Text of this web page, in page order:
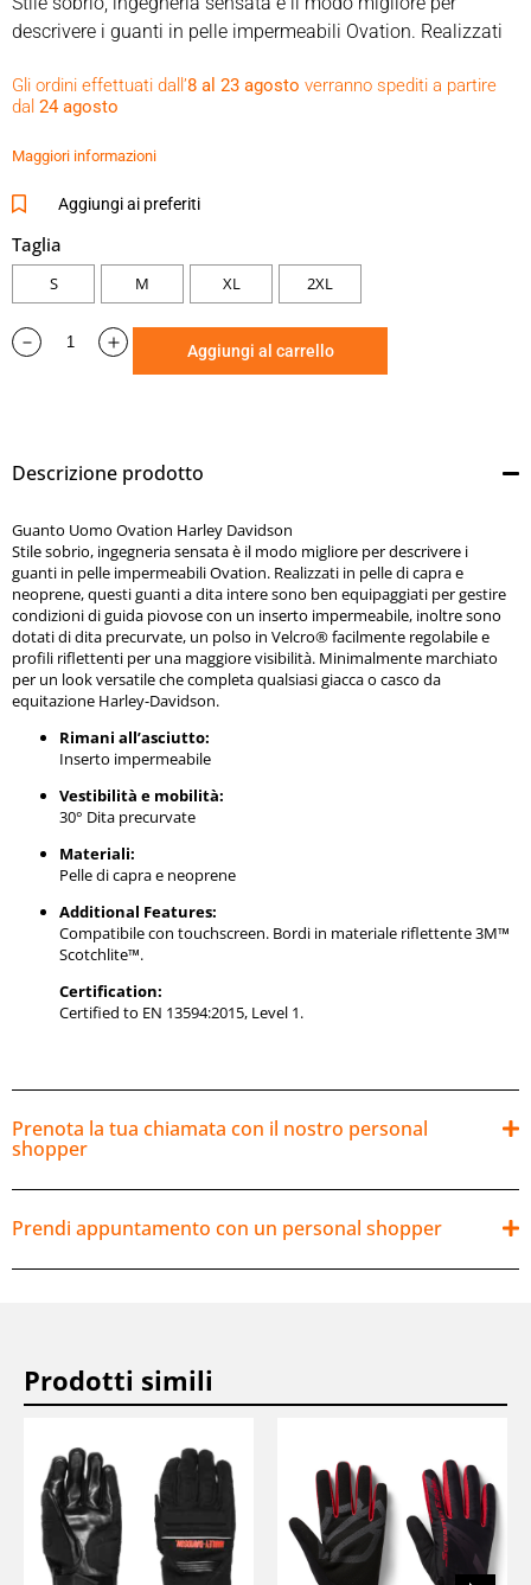
descrivere i guanti in pelle impermeabili Ovation. Realizzati
ben equipaggiati per gestire condizioni di guida piovose con
un inserto impermeabile, inoltre sono dotati di dita
precurvate, un polso in Velcro® facilmente regolabile e profili
marchiato per un look versatile che completa qualsiasi
Rimani all’asciutto:
Inserto impermeabile
Vestibilità e mobilità:
Compatibile con touchscreen. Bordi in materiale
riflettente 3M™ Scotchlite™.
Certification:
Certified to EN 13594:2015, Level 1.
Gli ordini effettuati dall’8 al 23 agosto verranno spediti a partire
dal 24 agosto
Maggiori informazioni
Aggiungi ai preferiti
Taglia
S M XL 2XL
Aggiungi al carrello
Descrizione prodotto
Guanto Uomo Ovation Harley Davidson
Stile sobrio, ingegneria sensata è il modo migliore per descrivere i
guanti in pelle impermeabili Ovation. Realizzati in pelle di capra e
neoprene, questi guanti a dita intere sono ben equipaggiati per gestire
condizioni di guida piovose con un inserto impermeabile, inoltre sono
dotati di dita precurvate, un polso in Velcro® facilmente regolabile e
profili riflettenti per una maggiore visibilità. Minimalmente marchiato
per un look versatile che completa qualsiasi giacca o casco da
equitazione Harley-Davidson.
Rimani all’asciutto:
Inserto impermeabile
Vestibilità e mobilità:
30° Dita precurvate
Materiali:
Pelle di capra e neoprene
Additional Features:
Compatibile con touchscreen. Bordi in materiale riflettente 3M™
Scotchlite™.
Certification:
Certified to EN 13594:2015, Level 1.
Prenota la tua chiamata con il nostro personal
shopper
Prendi appuntamento con un personal shopper
Prodotti simili